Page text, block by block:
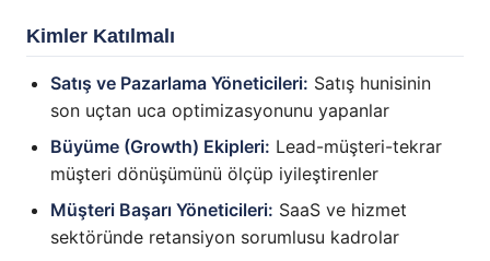
Kimler Katılmalı
Satış ve Pazarlama Yöneticileri: Satış hunisinin
son uçtan uca optimizasyonunu yapanlar
Büyüme (Growth) Ekipleri: Lead-müşteri-tekrar
müşteri dönüşümünü ölçüp iyileştirenler
Müşteri Başarı Yöneticileri: SaaS ve hizmet
sektöründe retansiyon sorumlusu kadrolar